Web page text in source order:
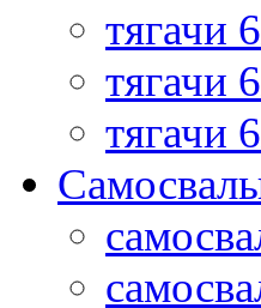
тягачи
тягачи
тягачи